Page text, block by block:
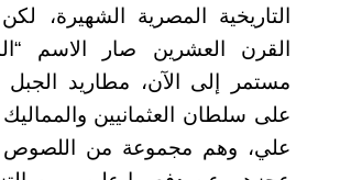
التاريخية المصرية الشهيرة،
القرن العشرين صار الاسم
مستمر إلى الآن، مطاريد
على سلطان العثمانيين
علي، وهم مجموعة من اللصوص